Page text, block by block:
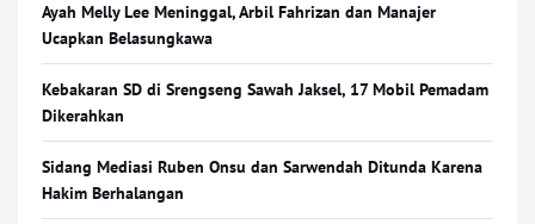
Ayah Melly Lee Meninggal, Arbil Fahrizan dan Manajer
Ucapkan Belasungkawa
Kebakaran SD di Srengseng Sawah Jaksel, 17 Mobil Pemadam
Dikerahkan
Sidang Mediasi Ruben Onsu dan Sarwendah Ditunda Karena
Hakim Berhalangan